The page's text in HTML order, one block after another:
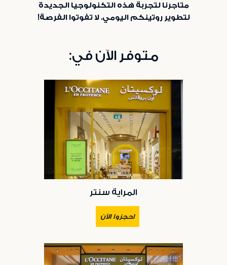
متاجرنا لتجربة هذه التكنولوجيا الجديدة
لتطوير روتينكم اليومي. لا تفوتوا الفرصة!
متوفر الآن في:
المراية سنتر
احجزوا الآن